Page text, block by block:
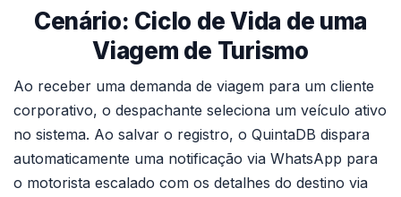
Cenário: Ciclo de Vida de uma
Viagem de Turismo
Ao receber uma demanda de viagem para um cliente
corporativo, o despachante seleciona um veículo ativo
no sistema. Ao salvar o registro, o QuintaDB dispara
automaticamente uma notificação via WhatsApp para
o motorista escalado com os detalhes do destino via